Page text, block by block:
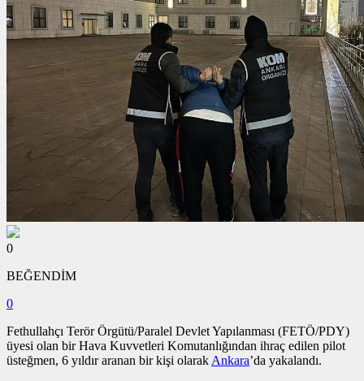
0
BEĞENDİM
0
Fethullahçı Terör Örgütü/Paralel Devlet Yapılanması (FETÖ/PDY)
üyesi olan bir Hava Kuvvetleri Komutanlığından ihraç edilen pilot
üsteğmen, 6 yıldır aranan bir kişi olarak Ankara’da yakalandı.